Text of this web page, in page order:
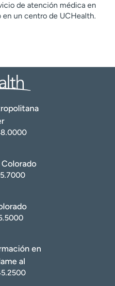
de atención médica en
un centro de UCHealth.
en
al